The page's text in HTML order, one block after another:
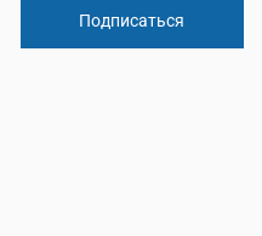
Подписаться